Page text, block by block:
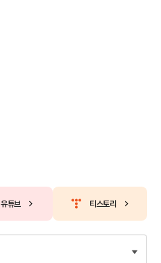
유튜브 티스토리